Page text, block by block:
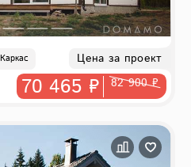
Каркас Цена за проект
70 465 ₽ 82 900 ₽